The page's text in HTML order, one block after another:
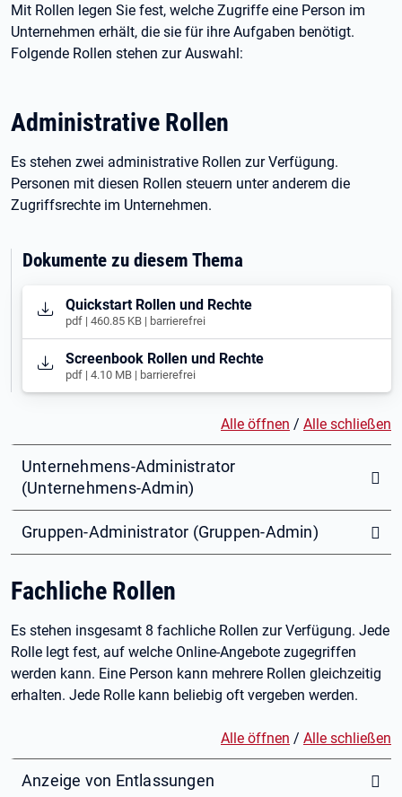
Mit Rollen legen Sie fest, welche Zugriffe eine Person im
Unternehmen erhält, die sie für ihre Aufgaben benötigt.
Folgende Rollen stehen zur Auswahl:
Administrative Rollen
Es stehen zwei administrative Rollen zur Verfügung.
Personen mit diesen Rollen steuern unter anderem die
Zugriffsrechte im Unternehmen.
Dokumente zu diesem Thema
Öffnet in neuem Tab
Quickstart Rollen und Rechte
pdf | 460.85 KB | barrierefrei
Öffnet in neuem Tab
Screenbook Rollen und Rechte
pdf | 4.10 MB | barrierefrei
Alle öffnen / Alle schließen
Unternehmens-Administrator
(Unternehmens-Admin)
Gruppen-Administrator (Gruppen-Admin)
Fachliche Rollen
Es stehen insgesamt 8 fachliche Rollen zur Verfügung. Jede
Rolle legt fest, auf welche Online-Angebote zugegriffen
werden kann. Eine Person kann mehrere Rollen gleichzeitig
erhalten. Jede Rolle kann beliebig oft vergeben werden.
Alle öffnen / Alle schließen
Anzeige von Entlassungen